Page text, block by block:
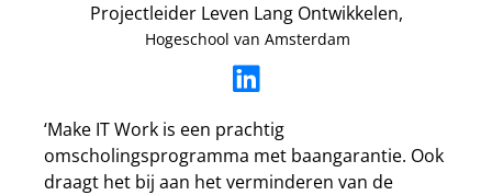
Projectleider Leven Lang Ontwikkelen,
Hogeschool van Amsterdam
‘Make IT Work is een prachtig
omscholingsprogramma met baangarantie. Ook
draagt het bij aan het verminderen van de